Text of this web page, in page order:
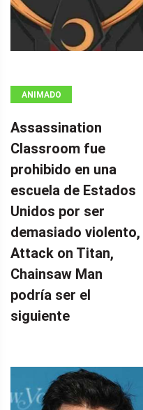
ANIMADO
Assassination
Classroom fue
prohibido en una
escuela de Estados
Unidos por ser
demasiado violento,
Attack on Titan,
Chainsaw Man
podría ser el
siguiente